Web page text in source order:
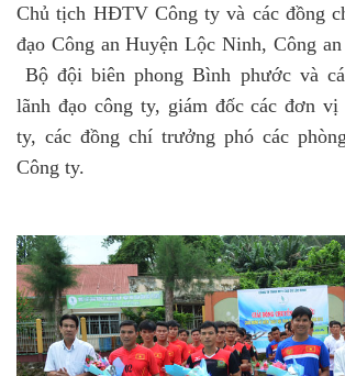
Chủ tịch HĐTV Công ty và các đồng
đạo Công an Huyện Lộc Ninh, Công
Bộ đội biên phong Bình phước và
lãnh đạo công ty, giám đốc các đơn vị
ty, các đồng chí trưởng phó các
Công ty.